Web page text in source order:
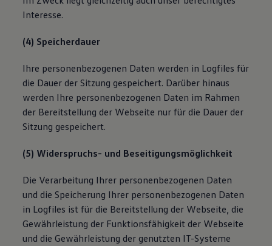
Interesse.
(4) Speicherdauer
Ihre personenbezogenen Daten werden in Logfiles für
die Dauer der Sitzung gespeichert. Darüber hinaus
werden Ihre personenbezogenen Daten im Rahmen
der Bereitstellung der Webseite nur für die Dauer der
Sitzung gespeichert.
(5) Widerspruchs- und Beseitigungsmöglichkeit
Die Verarbeitung Ihrer personenbezogenen Daten
und die Speicherung Ihrer personenbezogenen Daten
in Logfiles ist für die Bereitstellung der Webseite, die
Gewährleistung der Funktionsfähigkeit der Webseite
und die Gewährleistung der genutzten IT-Systeme